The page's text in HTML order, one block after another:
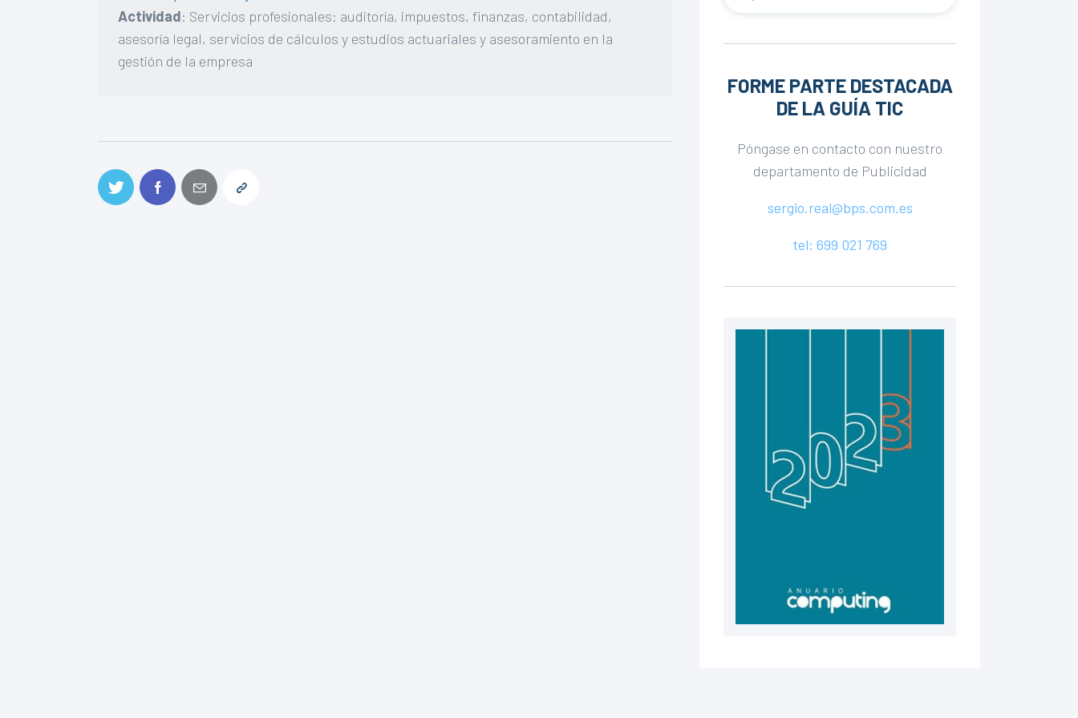
Actividad: Servicios profesionales: auditoría, impuestos, finanzas, contabilidad,
asesoría legal, servicios de cálculos y estudios actuariales y asesoramiento en la
gestión de la empresa
FORME PARTE DESTACADA
DE LA GUÍA TIC
Póngase en contacto con nuestro
departamento de Publicidad
sergio.real@bps.com.es
tel: 699 021 769